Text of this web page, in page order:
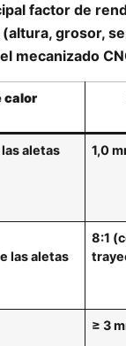
factor de
grosor,
mecanizado
calor
aletas 1,0
las aletas
8:1
≥ 3